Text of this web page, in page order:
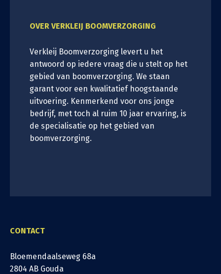
OVER VERKLEIJ BOOMVERZORGING
Verkleij Boomverzorging levert u het
antwoord op iedere vraag die u stelt op het
gebied van boomverzorging. We staan
garant voor een kwalitatief hoogstaande
uitvoering. Kenmerkend voor ons jonge
bedrijf, met toch al ruim 10 jaar ervaring, is
de specialisatie op het gebied van
boomverzorging.
CONTACT
Bloemendaalseweg 68a
2804 AB Gouda